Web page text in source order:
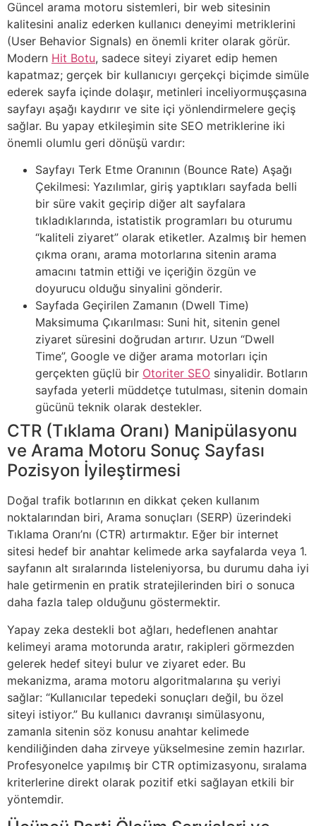
Güncel arama motoru sistemleri, bir web sitesinin
kalitesini analiz ederken kullanıcı deneyimi metriklerini
(User Behavior Signals) en önemli kriter olarak görür.
Modern Hit Botu, sadece siteyi ziyaret edip hemen
kapatmaz; gerçek bir kullanıcıyı gerçekçi biçimde simüle
ederek sayfa içinde dolaşır, metinleri inceliyormuşçasına
sayfayı aşağı kaydırır ve site içi yönlendirmelere geçiş
sağlar. Bu yapay etkileşimin site SEO metriklerine iki
önemli olumlu geri dönüşü vardır:
Sayfayı Terk Etme Oranının (Bounce Rate) Aşağı
Çekilmesi: Yazılımlar, giriş yaptıkları sayfada belli
bir süre vakit geçirip diğer alt sayfalara
tıkladıklarında, istatistik programları bu oturumu
“kaliteli ziyaret” olarak etiketler. Azalmış bir hemen
çıkma oranı, arama motorlarına sitenin arama
amacını tatmin ettiği ve içeriğin özgün ve
doyurucu olduğu sinyalini gönderir.
Sayfada Geçirilen Zamanın (Dwell Time)
Maksimuma Çıkarılması: Suni hit, sitenin genel
ziyaret süresini doğrudan artırır. Uzun “Dwell
Time”, Google ve diğer arama motorları için
gerçekten güçlü bir Otoriter SEO sinyalidir. Botların
sayfada yeterli müddetçe tutulması, sitenin domain
gücünü teknik olarak destekler.
CTR (Tıklama Oranı) Manipülasyonu
ve Arama Motoru Sonuç Sayfası
Pozisyon İyileştirmesi
Doğal trafik botlarının en dikkat çeken kullanım
noktalarından biri, Arama sonuçları (SERP) üzerindeki
Tıklama Oranı’nı (CTR) artırmaktır. Eğer bir internet
sitesi hedef bir anahtar kelimede arka sayfalarda veya 1.
sayfanın alt sıralarında listeleniyorsa, bu durumu daha iyi
hale getirmenin en pratik stratejilerinden biri o sonuca
daha fazla talep olduğunu göstermektir.
Yapay zeka destekli bot ağları, hedeflenen anahtar
kelimeyi arama motorunda aratır, rakipleri görmezden
gelerek hedef siteyi bulur ve ziyaret eder. Bu
mekanizma, arama motoru algoritmalarına şu veriyi
sağlar: “Kullanıcılar tepedeki sonuçları değil, bu özel
siteyi istiyor.” Bu kullanıcı davranışı simülasyonu,
zamanla sitenin söz konusu anahtar kelimede
kendiliğinden daha zirveye yükselmesine zemin hazırlar.
Profesyonelce yapılmış bir CTR optimizasyonu, sıralama
kriterlerine direkt olarak pozitif etki sağlayan etkili bir
yöntemdir.